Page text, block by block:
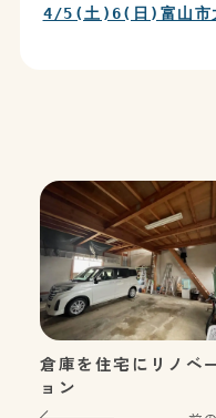
4/5(土)6(日)富山市大
倉庫を住宅にリノベ
ョン